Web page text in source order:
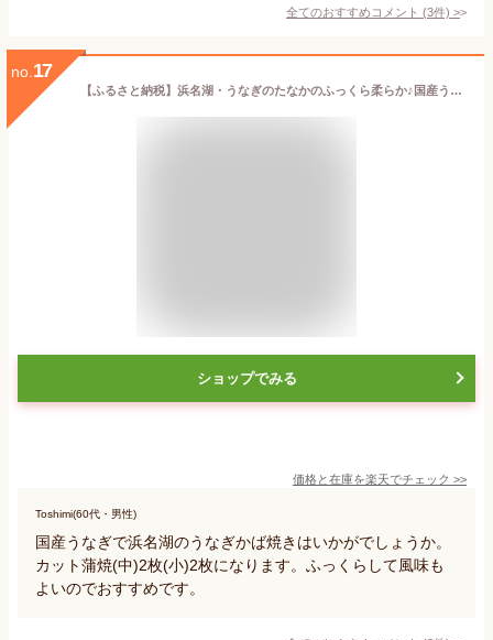
全てのおすすめコメント (3件) >
no. 17
【ふるさと納税】浜名湖・うなぎのたなかのふっくら柔らか♪国産うなぎカット蒲焼(中)2枚(小)2枚※合計290g程度_ うなぎ ウナギ 鰻 かば焼き 蒲焼き 人気 美味しい 静岡県 ふるさと 国産 浜名湖 静岡 個包装 小分け 簡単調理 【配送不可地域：離島】【1417534】
ショップでみる
価格と在庫を楽天でチェック >>
Toshimi(60代・男性)
国産うなぎで浜名湖のうなぎかば焼きはいかがでしょうか。
カット蒲焼(中)2枚(小)2枚になります。ふっくらして風味も
よいのでおすすめです。